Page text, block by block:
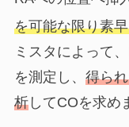
を可能な限り素
ミスタによって
を測定し、 得ら
析してCOを求め